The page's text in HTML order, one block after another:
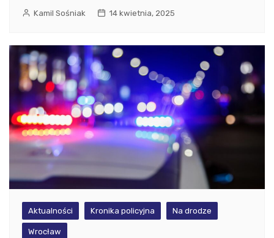
Kamil Sośniak 14 kwietnia, 2025
Aktualności Kronika policyjna Na drodze
Wrocław